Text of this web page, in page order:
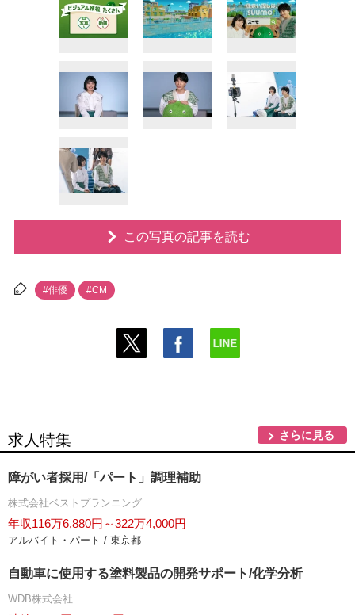
この写真の記事を読む
#俳優 #CM
求人特集 さらに見る
障がい者採用/「パート」調理補助
株式会社ベストプランニング
年収116万6,880円～322万4,000円
アルバイト・パート / 東京都
自動車に使用する塗料製品の開発サポート/化学分析
WDB株式会社